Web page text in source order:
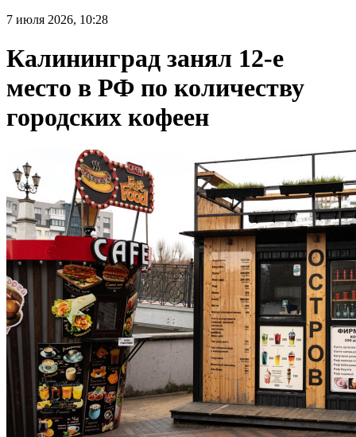
7 июля 2026, 10:28
Калининград занял 12-е
место в РФ по количеству
городских кофеен